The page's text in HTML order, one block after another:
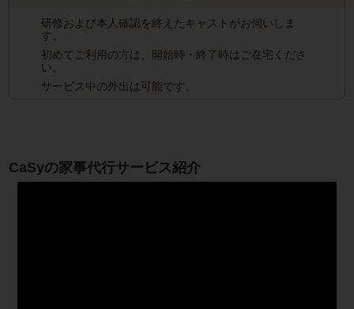
研修および本人確認を終えたキャストがお伺いしま
す。
初めてご利用の方は、開始時・終了時はご在宅くださ
い。
サービス中の外出は可能です。
CaSyの家事代行サービス紹介